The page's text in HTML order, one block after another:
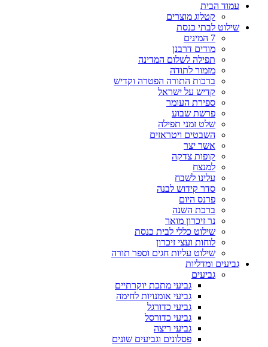
עמוד הבית
קטלוג מוצרים
שילוט לבתי כנסת
7 המינים
מודים דרבנן
תפילה לשלום המדינה
מזמור לתודה
ברכות התורה הפטרה וקדיש
קדיש על ישראל
ספירת העומר
פרשת שבוע
שלט זמני תפילה
השבטים ויטראזים
אשר יצר
קופות צדקה
למנצח
עלינו לשבח
סדר קידוש לבנה
פרנס היום
ברכת השנה
נר זיכרון מואר
שילוט כללי לבית כנסת
לוחות ועצי זיכרון
שילוט עליות חגים וספר תורה
גביעים ומדליות
גביעים
גביעי מתכת יוקרתיים
גביעי אומנויות לחימה
גביעי כדורגל
גביעי כדורסל
גביעי ריצה
פסלונים וגביעים שונים